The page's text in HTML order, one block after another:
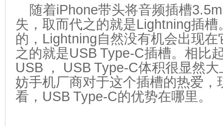
随着iPhone带头将音频插槽
失，取而代之的就是Lightning插
的，Lightning自然没有机会出现
之的就是USB Type-C插槽。相比
USB ， USB Type-C体积很显然
妨手机厂商对于这个插槽的热爱，
看，USB Type-C的优势在哪里。